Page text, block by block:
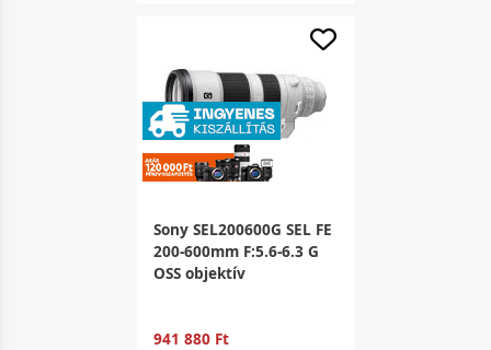
Sony SEL200600G SEL FE
200-600mm F:5.6-6.3 G
OSS objektív
941 880 Ft